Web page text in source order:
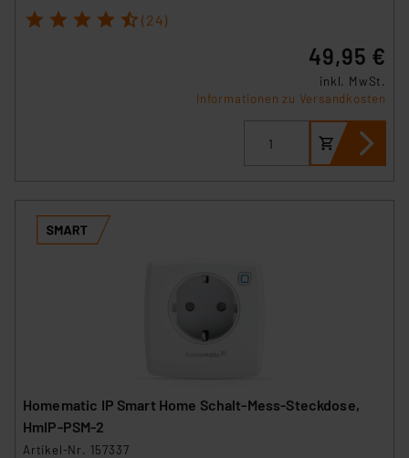
1 2 3 4 5 (24)
49,95 €
inkl. MwSt.
Informationen zu Versandkosten
Homematic IP Smart Home Schalt-Mess-Steckdose,
HmIP-PSM-2
Artikel-Nr. 157337